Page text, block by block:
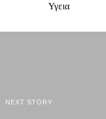
Υγεια
NEXT STORY